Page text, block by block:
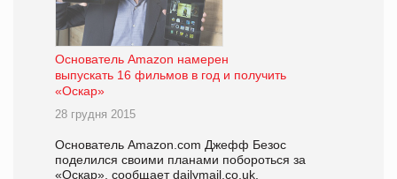
Основатель Amazon намерен
выпускать 16 фильмов в год и получить
«Оскар»
28 грудня 2015
Основатель Amazon.com Джефф Безос
поделился своими планами побороться за
«Оскар», сообщает dailymail.co.uk.